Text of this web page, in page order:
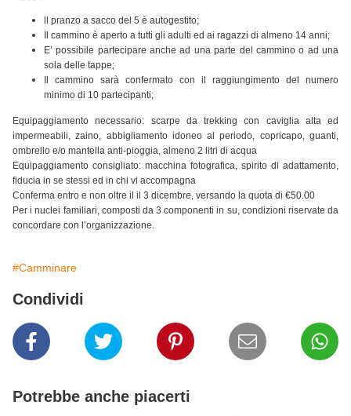
ll pranzo a sacco del 5 è autogestito;
Il cammino è aperto a tutti gli adulti ed ai ragazzi di almeno 14 anni;
E’ possibile partecipare anche ad una parte del cammino o ad una
sola delle tappe;
Il cammino sarà confermato con il raggiungimento del numero
minimo di 10 partecipanti;
Equipaggiamento necessario: scarpe da trekking con caviglia alta ed
impermeabili, zaino, abbigliamento idoneo al periodo, copricapo, guanti,
ombrello e/o mantella anti-pioggia, almeno 2 litri di acqua
Equipaggiamento consigliato: macchina fotografica, spirito di adattamento,
fiducia in se stessi ed in chi vi accompagna
Conferma entro e non oltre il il 3 dicembre, versando la quota di €50.00
Per i nuclei familiari, composti da 3 componenti in su, condizioni riservate da
concordare con l’organizzazione.
#Camminare
Condividi
Potrebbe anche piacerti